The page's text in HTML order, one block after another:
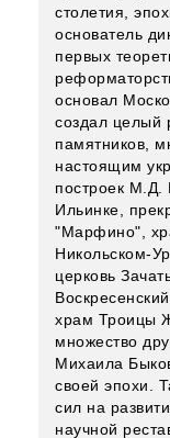
столетия,
основатель
первых
основал
создал целый
памятников,
настоящим
построек М.Д.
Ильинке,
"Марфино",
Никольском-
церковь
храм Троицы
множество
Михаила
своей эпохи.
сил на
научной